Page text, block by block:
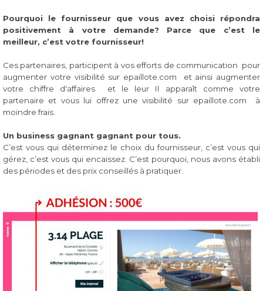
Pourquoi le fournisseur que vous avez choisi répondra
positivement à votre demande? Parce que c’est le
meilleur, c’est votre fournisseur!
Ces partenaires, participent à vos efforts de communication pour
augmenter votre visibilité sur epaillote.com et ainsi augmenter
votre chiffre d'affaires et le leur Il apparaît comme votre
partenaire et vous lui offrez une visibilité sur epaillote.com à
moindre frais.
Un business gagnant gagnant pour tous.
C’est vous qui déterminez le choix du fournisseur, c’est vous qui
gérez, c’est vous qui encaissez. C’est pourquoi, nous avons établi
des périodes et des prix conseillés à pratiquer.